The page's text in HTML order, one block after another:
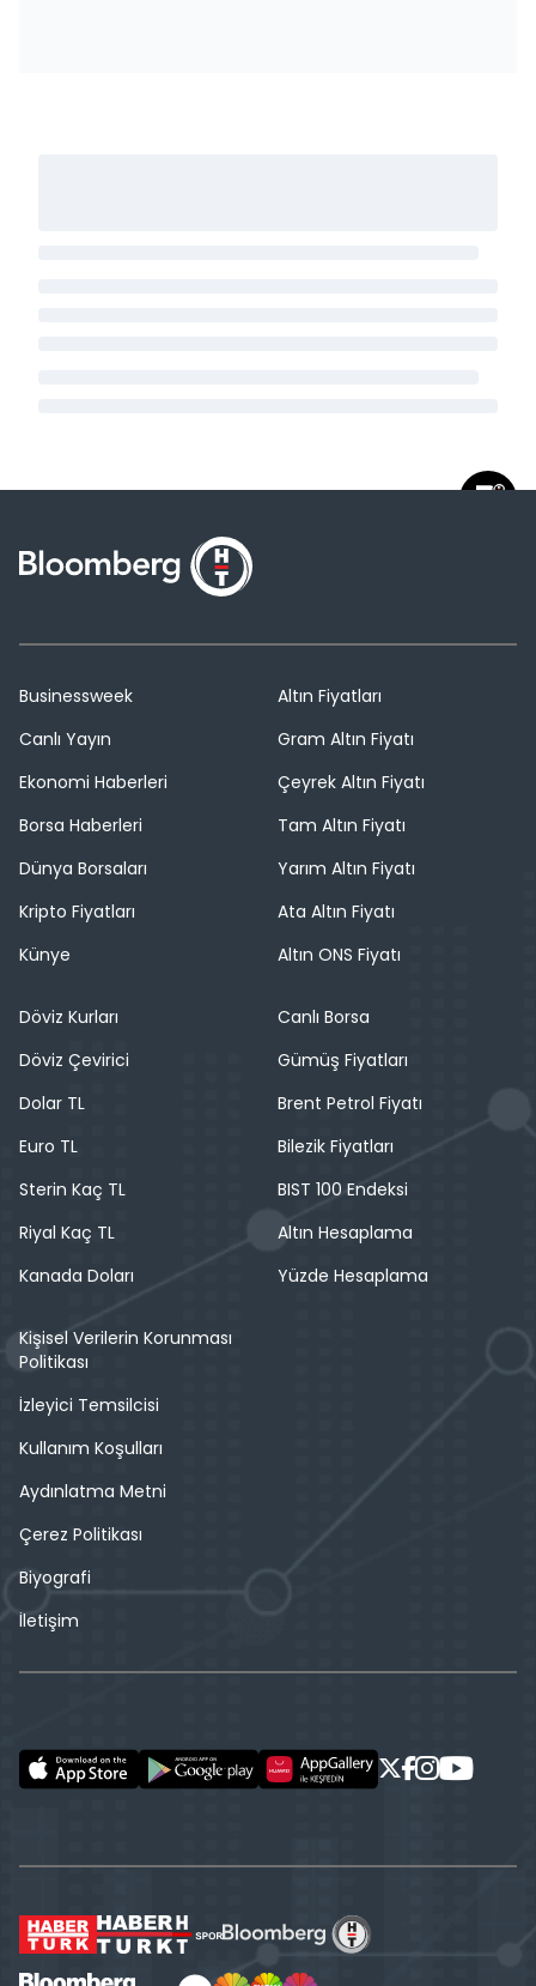
Businessweek
Canlı Yayın
Ekonomi Haberleri
Borsa Haberleri
Dünya Borsaları
Kripto Fiyatları
Künye
Altın Fiyatları
Gram Altın Fiyatı
Çeyrek Altın Fiyatı
Tam Altın Fiyatı
Yarım Altın Fiyatı
Ata Altın Fiyatı
Altın ONS Fiyatı
Döviz Kurları
Döviz Çevirici
Dolar TL
Euro TL
Sterin Kaç TL
Riyal Kaç TL
Kanada Doları
Canlı Borsa
Gümüş Fiyatları
Brent Petrol Fiyatı
Bilezik Fiyatları
BIST 100 Endeksi
Altın Hesaplama
Yüzde Hesaplama
Kişisel Verilerin Korunması
Politikası
İzleyici Temsilcisi
Kullanım Koşulları
Aydınlatma Metni
Çerez Politikası
Biyografi
İletişim